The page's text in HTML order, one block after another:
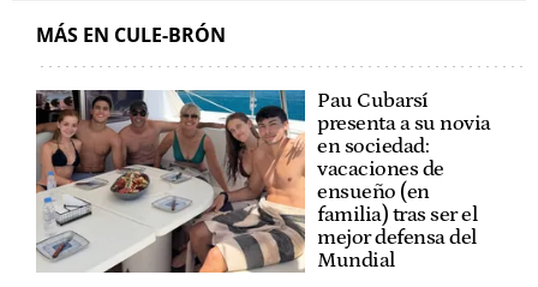
MÁS EN CULE-BRÓN
Pau Cubarsí
presenta a su novia
en sociedad:
vacaciones de
ensueño (en
familia) tras ser el
mejor defensa del
Mundial